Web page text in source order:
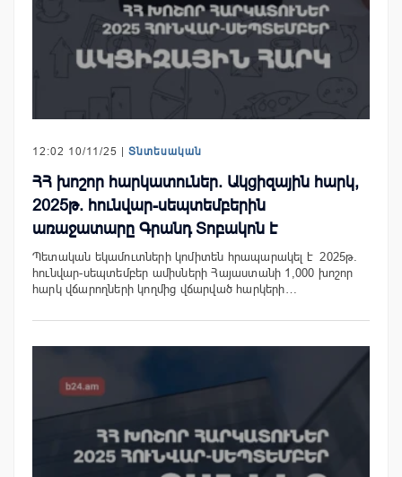
12:02 10/11/25 | Տնտեսական
ՀՀ խոշոր հարկատուներ. Ակցիզային հարկ,
2025թ. հունվար-սեպտեմբերին
առաջատարը Գրանդ Տոբակոն է
Պետական եկամուտների կոմիտեն հրապարակել է 2025թ.
հունվար-սեպտեմբեր ամիսների Հայաստանի 1,000 խոշոր
հարկ վճարողների կողմից վճարված հարկերի…